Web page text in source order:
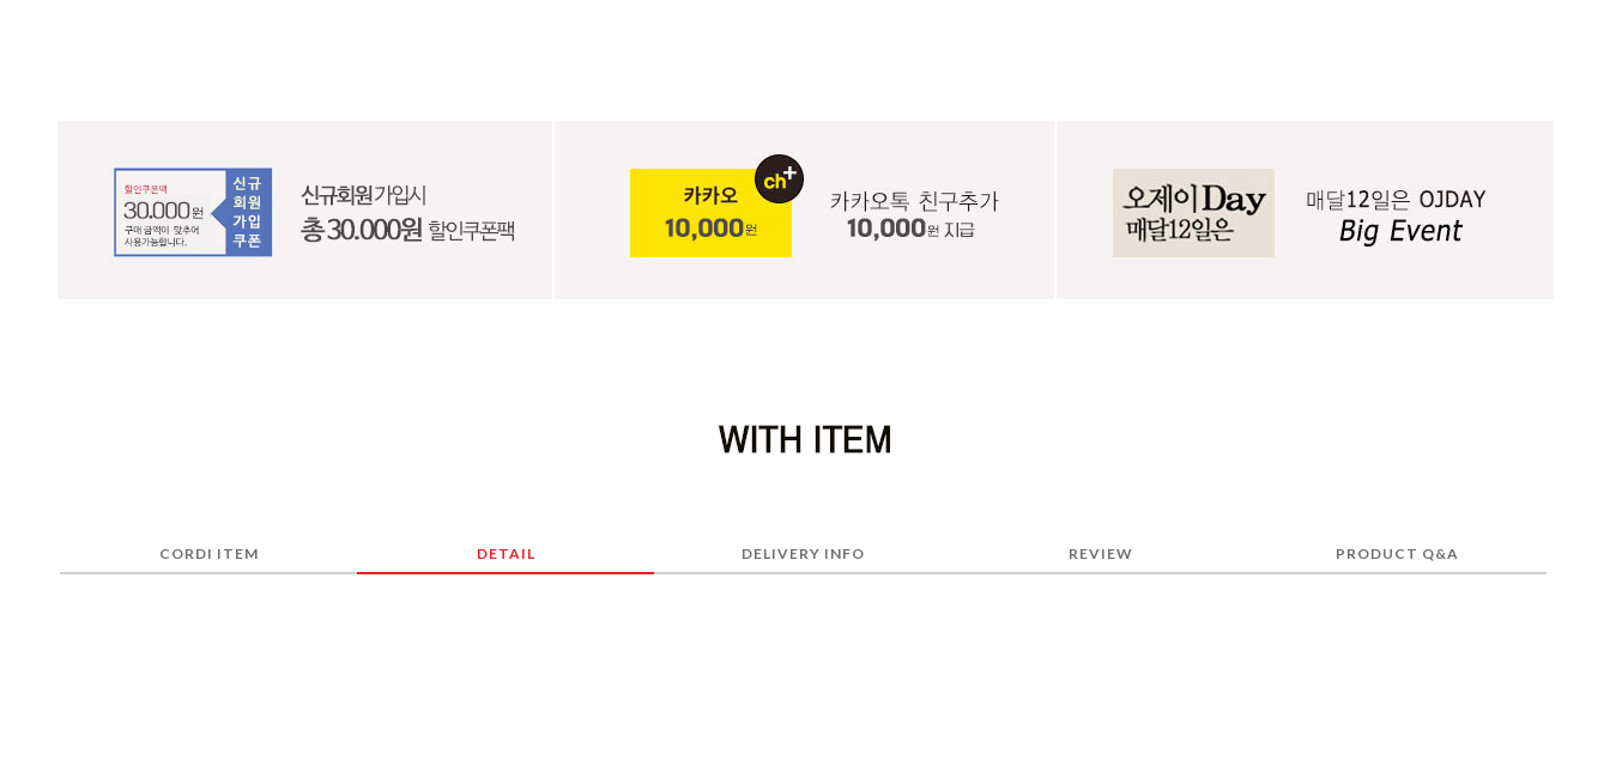
CORDI ITEM DETAIL DELIVERY INFO REVIEW PRODUCT Q&A